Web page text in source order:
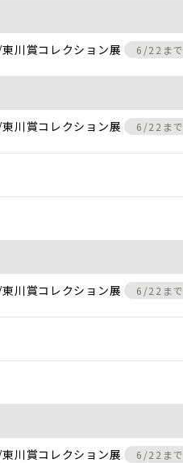
川賞コレクション展 6/22まで
川賞コレクション展 6/22まで
川賞コレクション展 6/22まで
川賞コレクション展 6/22まで